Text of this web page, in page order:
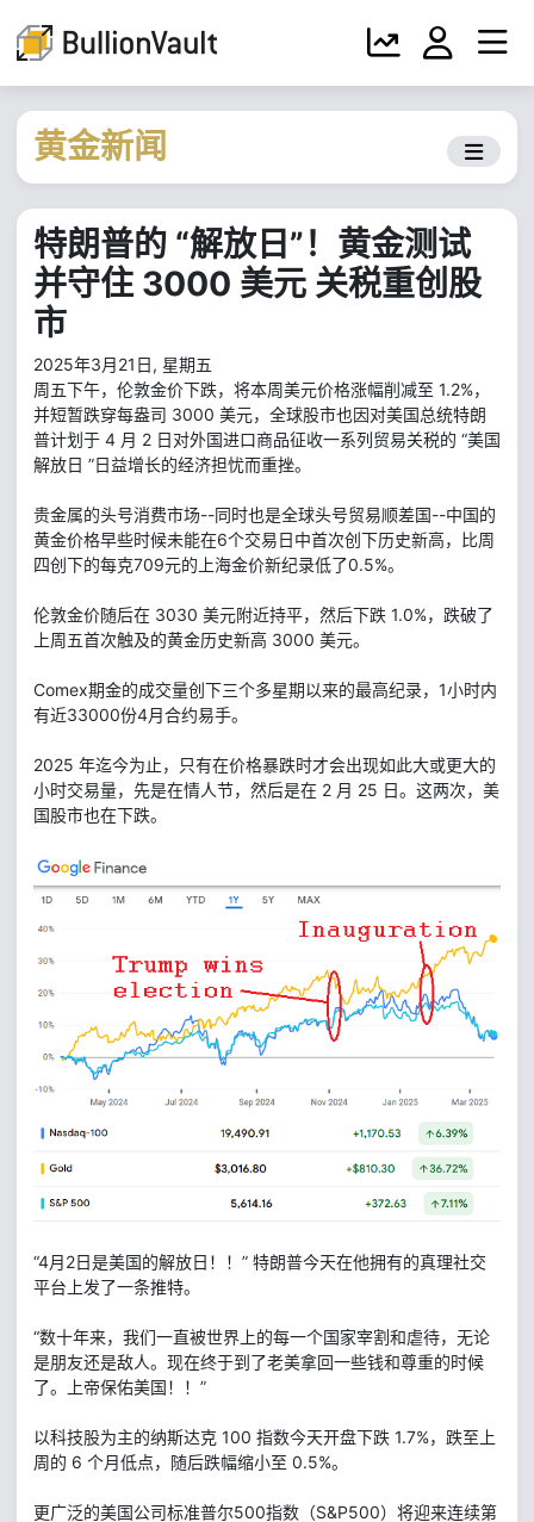
黄金新闻
特朗普的 “解放日”！黄金测试
并守住 3000 美元 关税重创股
市
2025年3月21日, 星期五
周五下午，伦敦金价下跌，将本周美元价格涨幅削减至 1.2%，
并短暂跌穿每盎司 3000 美元，全球股市也因对美国总统特朗
普计划于 4 月 2 日对外国进口商品征收一系列贸易关税的 “美国
解放日 ”日益增长的经济担忧而重挫。
贵金属的头号消费市场--同时也是全球头号贸易顺差国--中国的
黄金价格早些时候未能在6个交易日中首次创下历史新高，比周
四创下的每克709元的上海金价新纪录低了0.5%。
伦敦金价随后在 3030 美元附近持平，然后下跌 1.0%，跌破了
上周五首次触及的黄金历史新高 3000 美元。
Comex期金的成交量创下三个多星期以来的最高纪录，1小时内
有近33000份4月合约易手。
2025 年迄今为止，只有在价格暴跌时才会出现如此大或更大的
小时交易量，先是在情人节，然后是在 2 月 25 日。这两次，美
国股市也在下跌。
“4月2日是美国的解放日！！” 特朗普今天在他拥有的真理社交
平台上发了一条推特。
“数十年来，我们一直被世界上的每一个国家宰割和虐待，无论
是朋友还是敌人。现在终于到了老美拿回一些钱和尊重的时候
了。上帝保佑美国！！”
以科技股为主的纳斯达克 100 指数今天开盘下跌 1.7%，跌至上
周的 6 个月低点，随后跌幅缩小至 0.5%。
更广泛的美国公司标准普尔500指数（S&P500）将迎来连续第